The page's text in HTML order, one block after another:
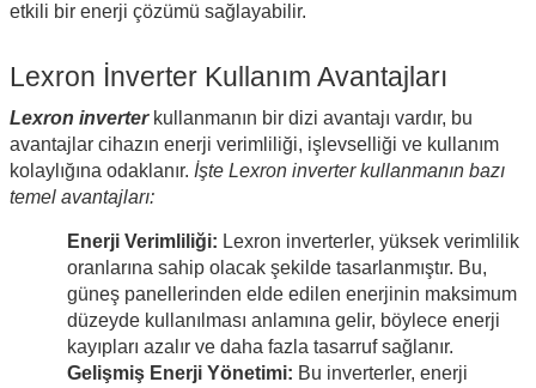
etkili bir enerji çözümü sağlayabilir.
Lexron İnverter Kullanım Avantajları
Lexron inverterkullanmanın bir dizi avantajı vardır, bu
avantajlar cihazın enerji verimliliği, işlevselliği ve kullanım
kolaylığına odaklanır. İşte Lexron inverter kullanmanın bazı
temel avantajları:
Enerji Verimliliği: Lexron inverterler, yüksek verimlilik
oranlarına sahip olacak şekilde tasarlanmıştır. Bu,
güneş panellerinden elde edilen enerjinin maksimum
düzeyde kullanılması anlamına gelir, böylece enerji
kayıpları azalır ve daha fazla tasarruf sağlanır.
Gelişmiş Enerji Yönetimi: Bu inverterler, enerji